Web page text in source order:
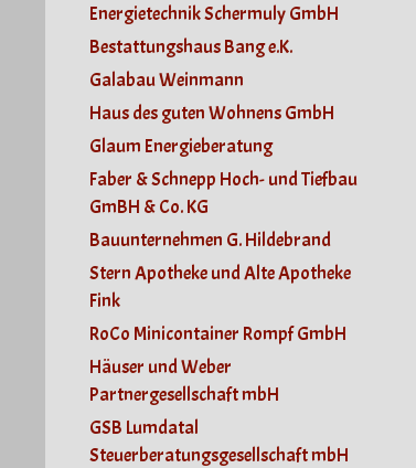
Energietechnik Schermuly GmbH
Bestattungshaus Bang e.K.
Galabau Weinmann
Haus des guten Wohnens GmbH
Glaum Energieberatung
Faber & Schnepp Hoch- und Tiefbau
GmBH & Co. KG
Bauunternehmen G. Hildebrand
Stern Apotheke und Alte Apotheke
Fink
RoCo Minicontainer Rompf GmbH
Häuser und Weber
Partnergesellschaft mbH
GSB Lumdatal
Steuerberatungsgesellschaft mbH